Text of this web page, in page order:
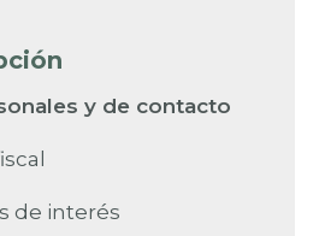
y de contacto
de interés